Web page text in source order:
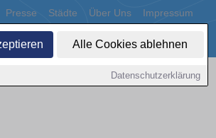
Alle Cookies ablehnen
Datenschutzerklärung
Presse Städte Über Uns Impressum
Datenschutz Cookies
| 1A Infosysteme GmbH | Content by: 1a-sites-autos